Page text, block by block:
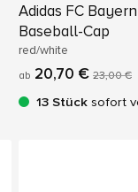
Adidas FC
Baseball-Cap
red/white
ab 20,70 € 23,00 €
13 Stück sofort